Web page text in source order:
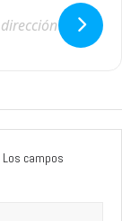
Los campos